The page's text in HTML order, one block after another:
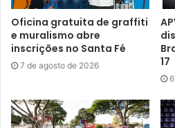
E na Escola Municipal Professor
no Conjunto Violim, os pais dos
de uma palestra, com
dengue e combater o mosquito
reunião com os pais será
Luiz Brugin, 715.
Oficina gratuita de graffiti
e muralismo abre
inscrições no Santa Fé
7 de agosto de 2026
17